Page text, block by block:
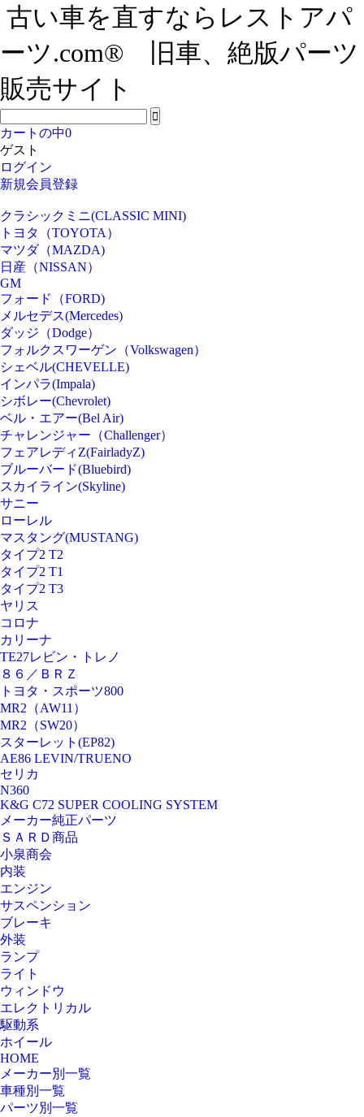
古い車を直すならレストアパ
ーツ.com® 旧車、絶版パーツ
販売サイト
カートの中0
ゲスト
ログイン
新規会員登録
クラシックミニ(CLASSIC MINI)
トヨタ（TOYOTA）
マツダ（MAZDA)
日産（NISSAN）
GM
フォード（FORD)
メルセデス(Mercedes)
ダッジ（Dodge）
フォルクスワーゲン（Volkswagen）
シェベル(CHEVELLE)
インパラ(Impala)
シボレー(Chevrolet)
ベル・エアー(Bel Air)
チャレンジャー（Challenger）
フェアレディZ(FairladyZ)
ブルーバード(Bluebird)
スカイライン(Skyline)
サニー
ローレル
マスタング(MUSTANG)
タイプ2 T2
タイプ2 T1
タイプ2 T3
ヤリス
コロナ
カリーナ
TE27レビン・トレノ
８６／ＢＲＺ
トヨタ・スポーツ800
MR2（AW11）
MR2（SW20）
スターレット(EP82)
AE86 LEVIN/TRUENO
セリカ
N360
K&G C72 SUPER COOLING SYSTEM
メーカー純正パーツ
ＳＡＲＤ商品
小泉商会
内装
エンジン
サスペンション
ブレーキ
外装
ランプ
ライト
ウィンドウ
エレクトリカル
駆動系
ホイール
HOME
メーカー別一覧
車種別一覧
パーツ別一覧